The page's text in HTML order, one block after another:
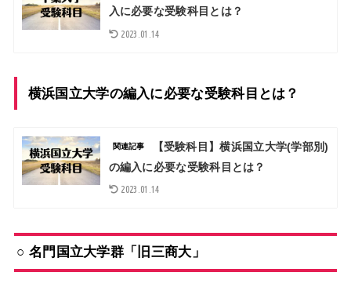
入に必要な受験科目とは？
2023.01.14
横浜国立大学の編入に必要な受験科目とは？
関連記事
【受験科目】横浜国立大学(学部別)
の編入に必要な受験科目とは？
2023.01.14
○ 名門国立大学群「旧三商大」